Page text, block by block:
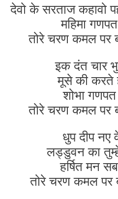
देवो के सरताज कहावो
महिमा
तोरे चरण कमल
इक दंत चार
मूसे की करते
शोभा गणपत
तोरे चरण कमल
धुप दीप नए
लड्डुवन का
हर्षित मन
तोरे चरण कमल